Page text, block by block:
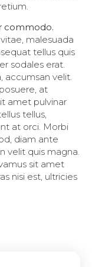
commodo.
malesuada
tellus quis
sodales erat.
accumsan velit.
at
amet pulvinar
tellus,
at orci. Morbi
diam ante
velit quis magna.
sit amet
nisi est, ultricies